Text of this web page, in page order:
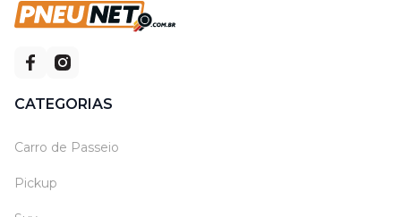
CATEGORIAS
Carro de Passeio
Pickup